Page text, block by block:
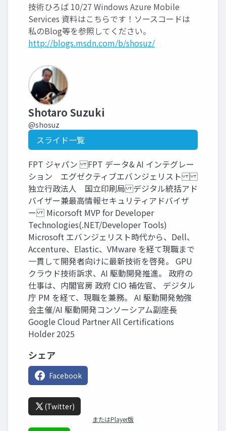
技術ひろば 10/27 Windows Azure Mobile
Services 資料はこちらです！ソースコードは
私のBlog等を参照してください。
http://blogs.msdn.com/b/shosuz/
Shotaro Suzuki
@shosuz
スライド一覧
FPT ジャパン FPT データ& AI インテグレー
ション エグゼクティブエバンジェリスト
独立行政法人 国立印刷局 デジタル統括アド
バイザー兼最高情報セキュリティアドバイザ
ー Micorsoft MVP for Developer
Technologies(.NET/Developer Tools)
Microsoft エバンジェリスト時代から、Dell、
Accenture、Elastic、VMware を経て現職まで
一貫して開発者向けに最新技術を啓発。 GPU
クラウド技術訴求、AI 駆動開発推進。 政府の
仕事は、内閣官房 政府 CIO 補佐官、 デジタル
庁 PM を経て、現職を兼務。 AI 駆動開発勉強
会主催/AI 駆動開発コンソーシアム副座長
Google Cloud Partner All Certifications
Holder 2025
シェア
Facebook
(Twitter)
またはPlayer版